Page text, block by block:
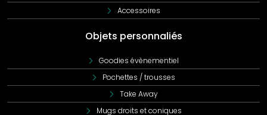
Accessoires
Objets personnaliés
Goodies évènementiel
Pochettes / trousses
Take Away
Mugs droits et coniques